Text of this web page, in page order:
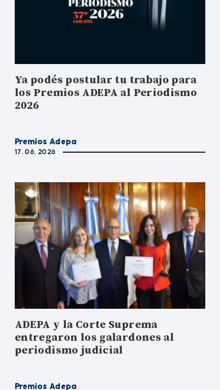
Ya podés postular tu trabajo para
los Premios ADEPA al Periodismo
2026
Premios Adepa
17. 06. 2026
ADEPA y la Corte Suprema
entregaron los galardones al
periodismo judicial
Premios Adepa